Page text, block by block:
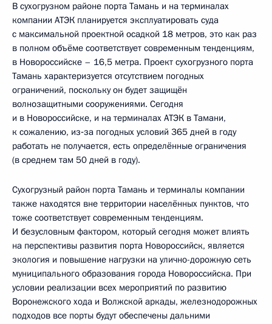
В сухогрузном районе порта Тамань и на терминалах
компании АТЭК планируется эксплуатировать суда
с максимальной проектной осадкой 18 метров, это как раз
в полном объёме соответствует современным тенденциям,
в Новороссийске – 16,5 метра. Проект сухогрузного порта
Тамань характеризуется отсутствием погодных
ограничений, поскольку он будет защищён
волнозащитными сооружениями. Сегодня
и в Новороссийске, и на терминалах АТЭК в Тамани,
к сожалению, из‑за погодных условий 365 дней в году
работать не получается, есть определённые ограничения
(в среднем там 50 дней в году).
Сухогрузный район порта Тамань и терминалы компании
также находятся вне территории населённых пунктов, что
тоже соответствует современным тенденциям.
И безусловным фактором, который сегодня может влиять
на перспективы развития порта Новороссийск, является
экология и повышение нагрузки на улично-дорожную сеть
муниципального образования города Новороссийска. При
условии реализации всех мероприятий по развитию
Воронежского хода и Волжской аркады, железнодорожных
подходов все порты будут обеспечены дальними